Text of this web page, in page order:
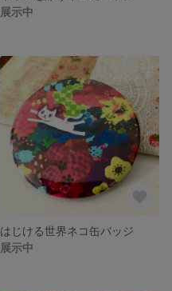
展示中
はじける世界ネコ缶バッジ
展示中